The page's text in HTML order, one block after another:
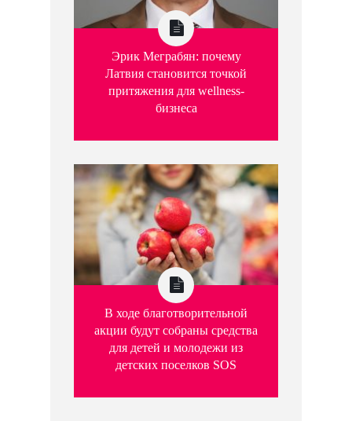
Эрик Меграбян: почему
Латвия становится точкой
притяжения для wellness-
бизнеса
В ходе благотворительной
акции будут собраны средства
для детей и молодежи из
детских поселков SOS